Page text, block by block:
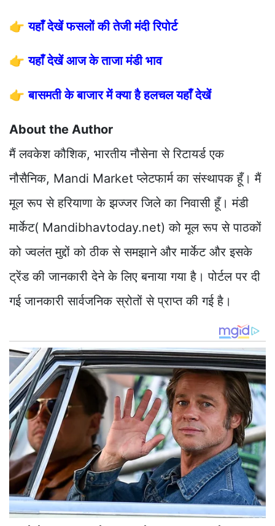
👉यहाँ देखें फसलों की तेजी मंदी रिपोर्ट
👉यहाँ देखें आज के ताजा मंडी भाव
👉बासमती के बाजार में क्या है हलचल यहाँ देखें
About the Author
मैं लवकेश कौशिक, भारतीय नौसेना से रिटायर्ड एक
नौसैनिक, Mandi Market प्लेटफार्म का संस्थापक हूँ। मैं
मूल रूप से हरियाणा के झज्जर जिले का निवासी हूँ। मंडी
मार्केट( Mandibhavtoday.net) को मूल रूप से पाठकों
को ज्वलंत मुद्दों को ठीक से समझाने और मार्केट और इसके
ट्रेंड की जानकारी देने के लिए बनाया गया है। पोर्टल पर दी
गई जानकारी सार्वजनिक स्रोतों से प्राप्त की गई है।